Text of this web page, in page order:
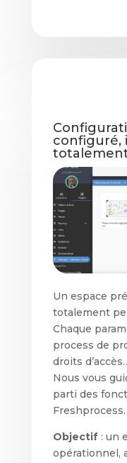
configuré,
Un espace
totalement
Chaque
process de
droits
Nous vous
parti des
Freshprocess.
Objectif: un
opérationnel,